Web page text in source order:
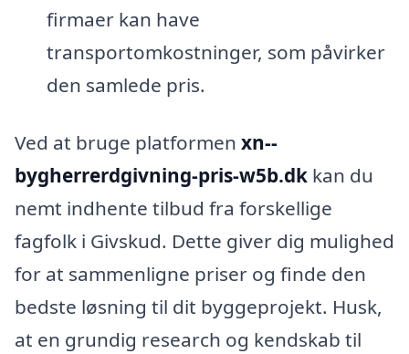
firmaer kan have
transportomkostninger, som påvirker
den samlede pris.
Ved at bruge platformen xn--
bygherrerdgivning-pris-w5b.dk kan du
nemt indhente tilbud fra forskellige
fagfolk i Givskud. Dette giver dig mulighed
for at sammenligne priser og finde den
bedste løsning til dit byggeprojekt. Husk,
at en grundig research og kendskab til